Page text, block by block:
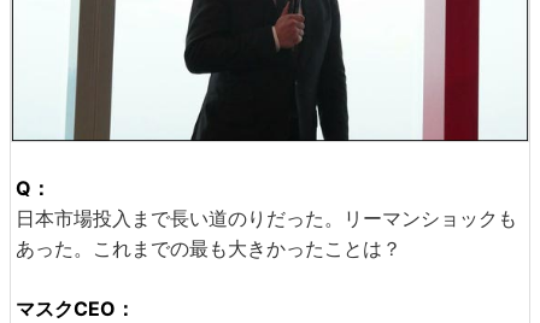
Q：
日本市場投入まで長い道のりだった。リーマンショックも
あった。これまでの最も大きかったことは？
マスクCEO：